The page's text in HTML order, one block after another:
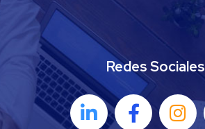
Redes Sociales